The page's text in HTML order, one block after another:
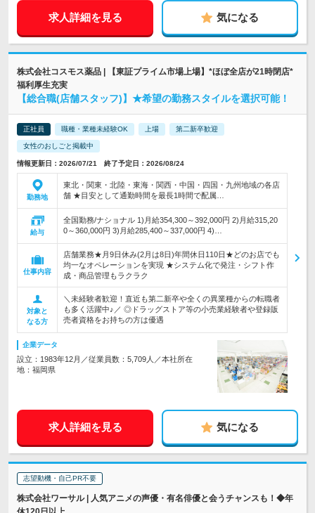
求人詳細を見る 気になる
株式会社コスモス薬品 | 【東証プライム市場上場】*ほぼ全店が21時閉店*
福利厚生充実
【総合職(店舗スタッフ)】★希望の勤務スタイルを選択可能！
正社員 職種・業種未経験OK 上場 第二新卒歓迎
女性のおしごと掲載中
情報更新日：2026/07/21 終了予定日：2026/08/24
勤務地
東北・関東・北陸・東海・関西・中国・四国・九州地域の各店
舗 ★目安として通勤時間を最長1時間で配属…
給与
全国勤務/ナショナル 1)月給354,300～392,000円 2)月給315,20
0～360,000円 3)月給285,400～337,000円 4)…
仕事内容
店舗業務★月9日休み(2月は8日)年間休日110日★どのお店でも
均一なオペレーションを実現 ★システム化で発注・シフト作
成・商品管理もラクラク
対象と
なる方
＼未経験者歓迎！直近も第二新卒や全くの異業種からの転職者
も多く活躍中♪／ ◎ドラッグストア等の小売業経験者や登録販
売者資格をお持ちの方は優遇
企業データ
設立：1983年12月／従業員数：5,709人／本社所在
地：福岡県
求人詳細を見る 気になる
志望動機・自己PR不要
株式会社ワーサル | 人気アニメの声優・有名俳優と会うチャンスも！◆年